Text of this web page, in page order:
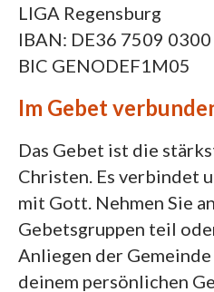
LIGA Regensburg
IBAN: DE36 7509
BIC GENODEF1M05
Im Gebet
Das Gebet ist die
Christen. Es verbindet
mit Gott. Nehmen Sie
Gebetsgruppen teil
Anliegen der
deinem persönlichen